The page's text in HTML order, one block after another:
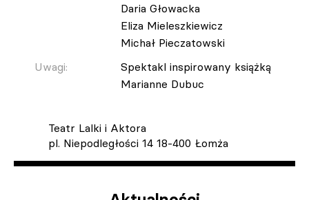
Daria Głowacka
Eliza Mieleszkiewicz
Michał Pieczatowski
Uwagi:
Spektakl inspirowany książką
Marianne Dubuc
Teatr Lalki i Aktora
pl. Niepodległości 14 18-400 Łomża